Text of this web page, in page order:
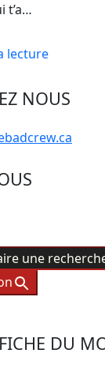
t’a…
lecture
NOUS
DU